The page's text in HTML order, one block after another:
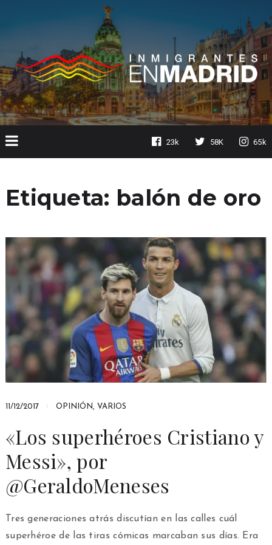
23k 58K 65k
Etiqueta: balón de oro
11/12/2017 OPINIÓN, VARIOS
«Los superhéroes Cristiano y
Messi», por
@GeraldoMeneses
Tres generaciones atrás discutían en las calles cuál
superhéroe de las tiras cómicas marcaban sus días. Era